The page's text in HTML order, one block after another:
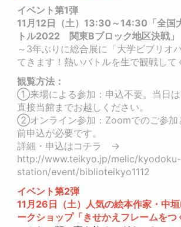
イベント第1弾
11月12日（土）13:30～14:30「全国
トル2022 関東Bブロック地区決戦」
～3年ぶりに総合展に「大学ビブリオ
てきます！熱いバトルを生で観戦して
観覧方法：
①来場による参加：申込不要。当日は
直接当館までお越しください。
②オンライン参加：Zoomでのご参加
前申込が必要です。
詳細・申込はコチラ →
http://www.teikyo.jp/melic/kyodoku-
station/event/biblioteikyo1112
イベント第2弾
11月26日（土）人気の絵本作家・中
ークショップ「きせかえフレームをつ